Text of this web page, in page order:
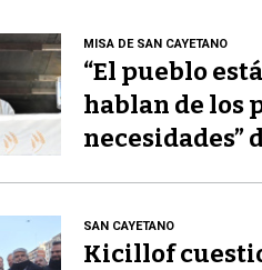
MISA DE SAN CAYETANO
“El pueblo
hablan de los
necesidades”
SAN CAYETANO
Kicillof